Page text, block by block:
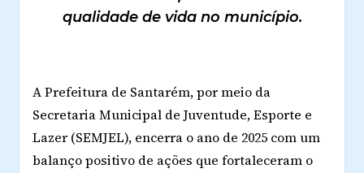
qualidade de vida no município.
A Prefeitura de Santarém, por meio da
Secretaria Municipal de Juventude, Esporte e
Lazer (SEMJEL), encerra o ano de 2025 com um
balanço positivo de ações que fortaleceram o